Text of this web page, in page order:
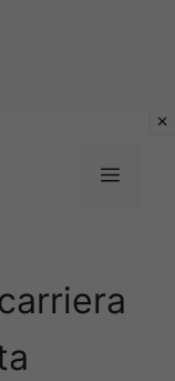
Menu